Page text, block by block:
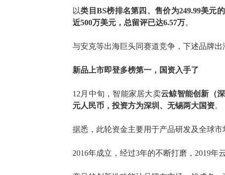
以类目 BS榜排名第四、售价为249.99美元
近500万美元，总留评已达6.57万。
与安克等出海巨头同赛道竞争，下述品牌出
新品上市即登多榜第一 ，国资入手了
12月中旬，智能家居大卖云鲸智能创新（
元人民币， 投资方为深圳、无锡两大国资。
据悉 ，此轮资金主要用于产品研发及全球市
2016年成立，经过3年的不断打磨，2019